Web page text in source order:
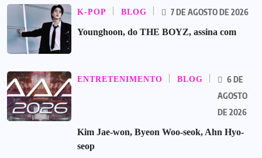
K-POP BLOG
7 DE AGOSTO DE 2026
Younghoon, do THE BOYZ, assina com
ENTRETENIMENTO BLOG
6 DE
AGOSTO
DE 2026
Kim Jae-won, Byeon Woo-seok, Ahn Hyo-
seop